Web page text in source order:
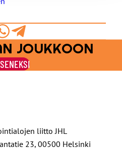
Jaa
Telegramilla
JOUKKOON
liitto JHL
23, 00500 Helsinki